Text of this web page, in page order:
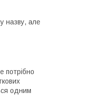
назву, але
потрібно
одним